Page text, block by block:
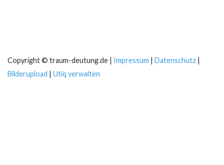
Copyright © traum-deutung.de | Impressum | Datenschutz |
Bilderupload | Utiq verwalten